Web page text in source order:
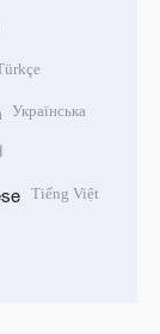
Українська
Tiếng Việt